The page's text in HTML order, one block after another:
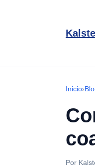
Inicio›
Por